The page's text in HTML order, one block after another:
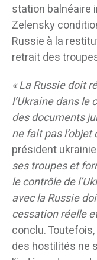
station balnéaire
Zelensky
Russie à la
retrait des
« La Russie doit
l’Ukraine dans le
des documents
ne fait pas
président
ses troupes et
le contrôle de
avec la Russie
cessation réelle
conclu.
des hostilités ne